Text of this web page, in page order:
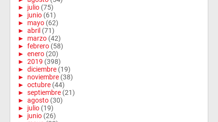
► julio (75)
► junio (61)
► mayo (62)
► abril (71)
► marzo (42)
► febrero (58)
► enero (20)
► 2019 (398)
► diciembre (19)
► noviembre (38)
► octubre (44)
► septiembre (21)
► agosto (30)
► julio (19)
► junio (26)